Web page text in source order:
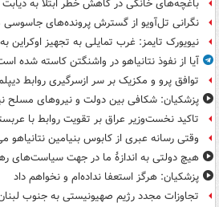
باغچه‌های خانگی در کاهش خطر ابتلا به دیابت
نگرانی تل‌آویو از گسترش پرونده‌های جاسوسی
نیویورک تایمز: غرب تمایلی به تجهیز اوکراین
آیا از نفوذ نتانیاهو در واشنگتن کاسته شده
توافق پرو و مکزیک بر سر ازسرگیری روابط
پزشکیان: شکافی بین دولت و نیروهای مسلح
تاکید نخست‌وزیر عراق بر تقویت روابط با
وقتی رسانه عبری از کابوس بنیامین نتانیاهو
هیچ دولتی به اندازۀ ما در جهت سیاست‌های
پزشکیان: هرگز استعفا نداده‌ام و نخواهم داد
تجاوزات مجدد رژیم صهیونیستی به جنوب